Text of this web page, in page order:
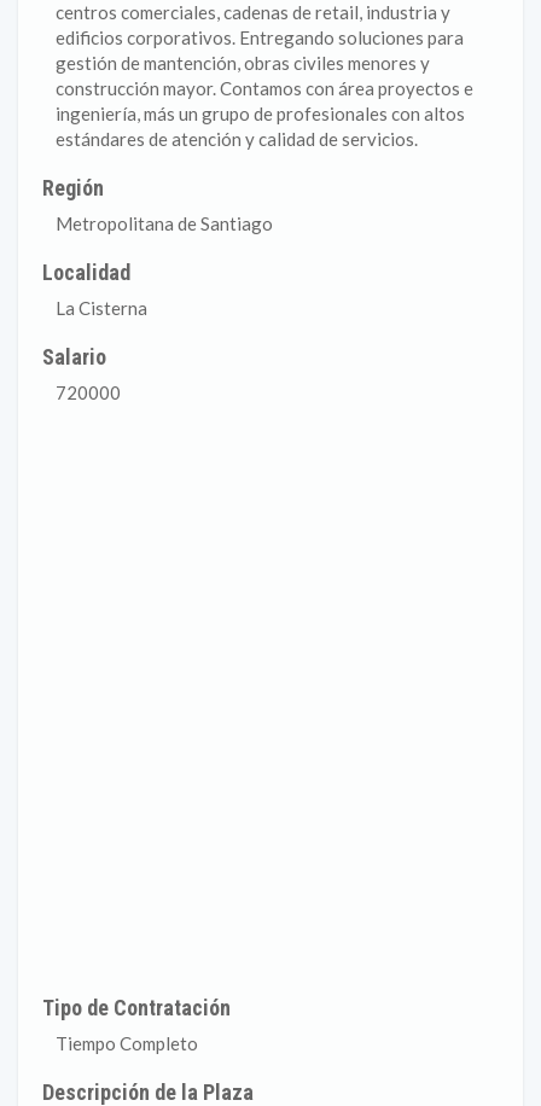
centros comerciales, cadenas de retail, industria y
edificios corporativos. Entregando soluciones para
gestión de mantención, obras civiles menores y
construcción mayor. Contamos con área proyectos e
ingeniería, más un grupo de profesionales con altos
estándares de atención y calidad de servicios.
Región
Metropolitana de Santiago
Localidad
La Cisterna
Salario
720000
Tipo de Contratación
Tiempo Completo
Descripción de la Plaza